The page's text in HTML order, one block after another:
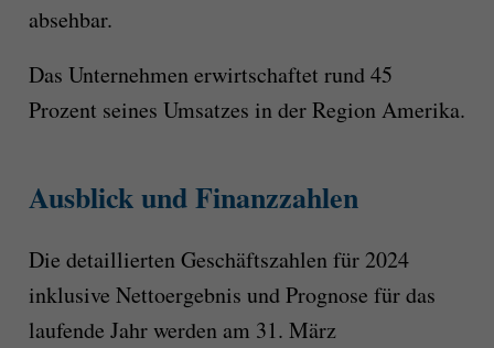
absehbar.
Das Unternehmen erwirtschaftet rund 45
Prozent seines Umsatzes in der Region Amerika.
Ausblick und Finanzzahlen
Die detaillierten Geschäftszahlen für 2024
inklusive Nettoergebnis und Prognose für das
laufende Jahr werden am 31. März